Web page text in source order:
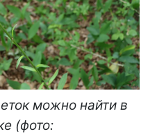
можно найти в
(фото: